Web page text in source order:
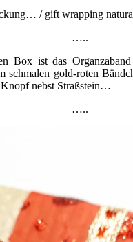
/ gift wrapping
…..
Box ist das
schmalen gold-roten
Knopf nebst Straßstein…
…..